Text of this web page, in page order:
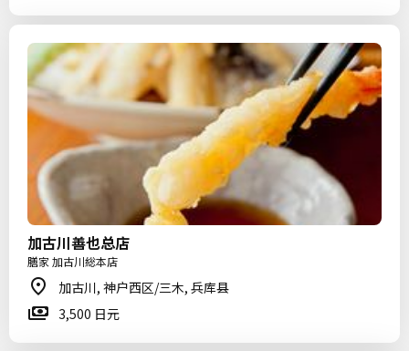
加古川善也总店
膳家 加古川総本店
加古川, 神户西区/三木, 兵库县
3,500 日元